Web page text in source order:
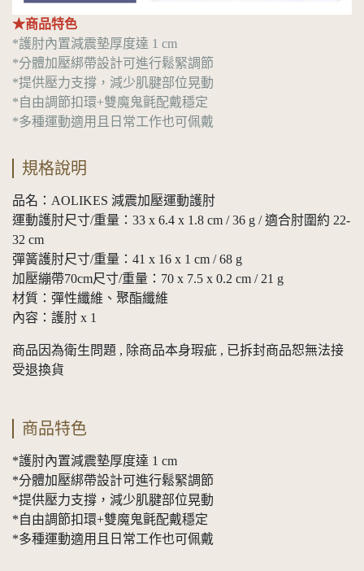
★商品特色
*護肘內置減震墊厚度達 1 cm
*分體加壓綁帶設計可進行鬆緊調節
*提供壓力支撐，減少肌腱部位晃動
*自由調節扣環+雙魔鬼氈配戴穩定
*多種運動適用且日常工作也可佩戴
規格說明
品名：AOLIKES 減震加壓運動護肘
運動護肘尺寸/重量：33 x 6.4 x 1.8 cm / 36 g / 適合肘圍約 22-
32 cm
彈簧護肘尺寸/重量：41 x 16 x 1 cm / 68 g
加壓繃帶70cm尺寸/重量：70 x 7.5 x 0.2 cm / 21 g
材質：彈性纖維、聚酯纖維
內容：護肘 x 1
商品因為衛生問題 , 除商品本身瑕疵 , 已拆封商品恕無法接
受退換貨
商品特色
*護肘內置減震墊厚度達 1 cm
*分體加壓綁帶設計可進行鬆緊調節
*提供壓力支撐，減少肌腱部位晃動
*自由調節扣環+雙魔鬼氈配戴穩定
*多種運動適用且日常工作也可佩戴